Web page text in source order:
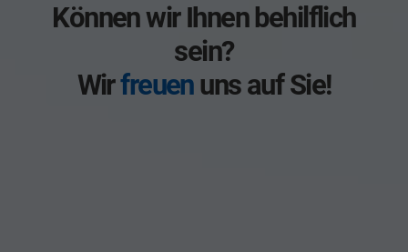
Können wir Ihnen behilflich
sein?
Wirfreuenuns auf Sie!